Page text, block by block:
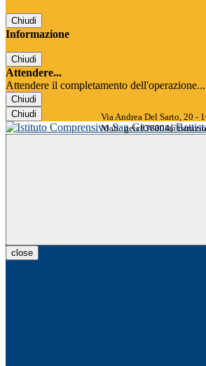
Chiudi
Informazione
Chiudi
Attendere...
Attendere il completamento dell'operazione...
Chiudi
Chiudi
Via Andrea Del Sarto, 20 -
Mail:
close